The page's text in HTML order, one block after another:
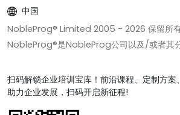
中国
NobleProg® Limited 2005 - 2026 保留所
NobleProg®是NobleProg公司以及/或者其分
扫码解锁企业培训宝库！前沿课程、定制方案
助力企业发展，扫码开启新征程!